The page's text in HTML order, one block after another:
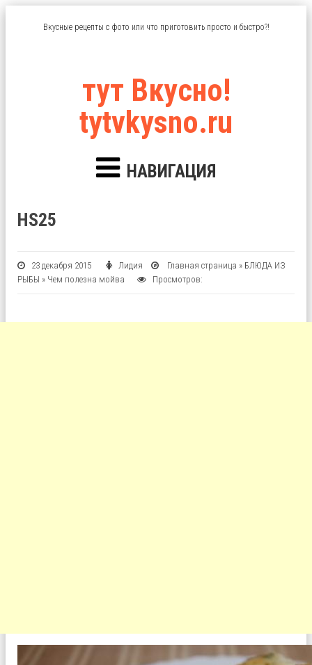
тут Вкусно!
tytvkysno.ru
Вкусные рецепты с фото или что приготовить просто и быстро?!
НАВИГАЦИЯ
HS25
23 декабря 2015 Лидия Главная страница » БЛЮДА ИЗ
РЫБЫ » Чем полезна мойва Просмотров: